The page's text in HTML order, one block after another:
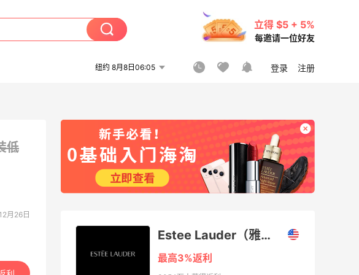
立得 $5 + 5%
每邀请一位好友
纽约 8月8日06:05 登录 注册
低
月26日
Estee Lauder（雅诗兰黛美国官网）
最高3%返利